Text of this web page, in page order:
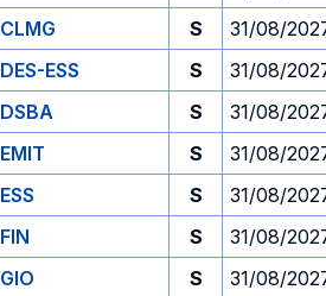
CLMG
S 31/08/
DES-ESS
S 31/08/
DSBA
S 31/08/
EMIT
S 31/08/
ESS
S 31/08/
FIN
S 31/08/
GIO
S 31/08/